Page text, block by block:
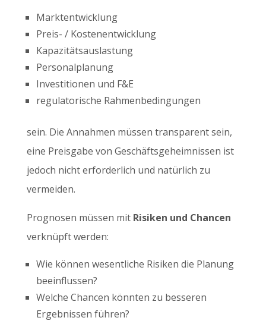
Marktentwicklung
Preis- / Kostenentwicklung
Kapazitätsauslastung
Personalplanung
Investitionen und F&E
regulatorische Rahmenbedingungen
sein. Die Annahmen müssen transparent sein,
eine Preisgabe von Geschäftsgeheimnissen ist
jedoch nicht erforderlich und natürlich zu
vermeiden.
Prognosen müssen mit Risiken und Chancen
verknüpft werden:
Wie können wesentliche Risiken die Planung
beeinflussen?
Welche Chancen könnten zu besseren
Ergebnissen führen?